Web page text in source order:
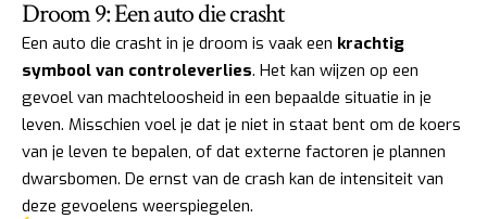
Droom 9: Een auto die crasht
Een auto die crasht in je droom is vaak een krachtig
symbool van controleverlies. Het kan wijzen op een
gevoel van machteloosheid in een bepaalde situatie in je
leven. Misschien voel je dat je niet in staat bent om de koers
van je leven te bepalen, of dat externe factoren je plannen
dwarsbomen. De ernst van de crash kan de intensiteit van
deze gevoelens weerspiegelen.